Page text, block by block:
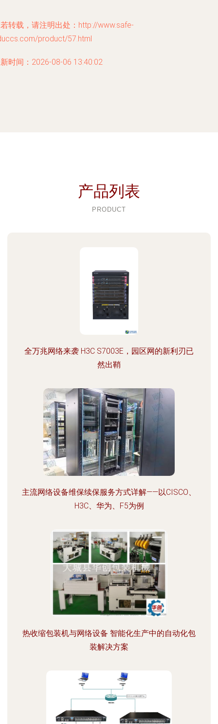
转载，请注明出处：http://www.safe-
product/57.html
时间：2026-08-06 13:40:02
产品列表
PRODUCT
全万兆网络来袭 H3C S7003E，园区网的新利刃已
然出鞘
主流网络设备维保续保服务方式详解——以CISCO、
H3C、华为、F5为例
热收缩包装机与网络设备 智能化生产中的自动化包
装解决方案